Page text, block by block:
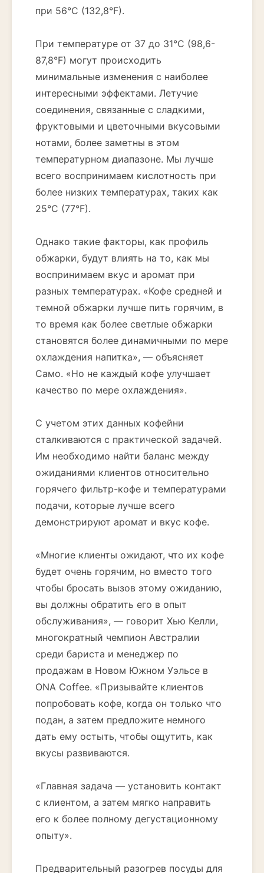
при 56°C (132,8°F).
При температуре от 37 до 31°C (98,6-
87,8°F) могут происходить
минимальные изменения с наиболее
интересными эффектами. Летучие
соединения, связанные с сладкими,
фруктовыми и цветочными вкусовыми
нотами, более заметны в этом
температурном диапазоне. Мы лучше
всего воспринимаем кислотность при
более низких температурах, таких как
25°C (77°F).
Однако такие факторы, как профиль
обжарки, будут влиять на то, как мы
воспринимаем вкус и аромат при
разных температурах. «Кофе средней и
темной обжарки лучше пить горячим, в
то время как более светлые обжарки
становятся более динамичными по мере
охлаждения напитка», — объясняет
Само. «Но не каждый кофе улучшает
качество по мере охлаждения».
С учетом этих данных кофейни
сталкиваются с практической задачей.
Им необходимо найти баланс между
ожиданиями клиентов относительно
горячего фильтр-кофе и температурами
подачи, которые лучше всего
демонстрируют аромат и вкус кофе.
«Многие клиенты ожидают, что их кофе
будет очень горячим, но вместо того
чтобы бросать вызов этому ожиданию,
вы должны обратить его в опыт
обслуживания», — говорит Хью Келли,
многократный чемпион Австралии
среди бариста и менеджер по
продажам в Новом Южном Уэльсе в
ONA Coffee. «Призывайте клиентов
попробовать кофе, когда он только что
подан, а затем предложите немного
дать ему остыть, чтобы ощутить, как
вкусы развиваются.
«Главная задача — установить контакт
с клиентом, а затем мягко направить
его к более полному дегустационному
опыту».
Предварительный разогрев посуды для